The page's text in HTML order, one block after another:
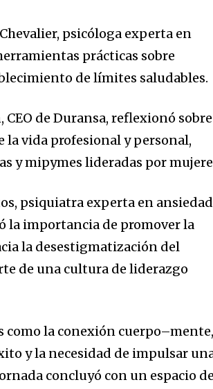
psicóloga experta en
prácticas sobre
de límites saludables.
de Duransa, reflexionó
vida profesional y personal,
y mipymes lideradas por
psiquiatra experta en
la importancia de promover la
la desestigmatización del
de una cultura de liderazgo
como la conexión
y la necesidad de impulsar
concluyó con un espacio de